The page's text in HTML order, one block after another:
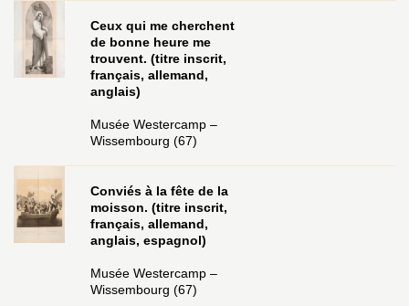
Ceux qui me cherchent
de bonne heure me
trouvent. (titre inscrit,
français, allemand,
anglais)
Musée Westercamp –
Wissembourg (67)
Conviés à la fête de la
moisson. (titre inscrit,
français, allemand,
anglais, espagnol)
Musée Westercamp –
Wissembourg (67)